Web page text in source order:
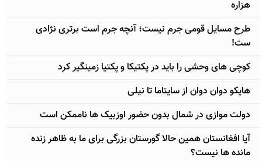
هزاره
طرح مسایل قومی جرم نیست؛ آنچه جرم است برتری نژادی
ست!
کوچی های وحشی را باید در پکتیکا و پکتیا زمینگیر کرد
هایکو دوان دوان از سایتاما تا نیلی
دولت موازی در شمال بدون حضور اوزبیک ها ناممکن است
آيا افغانستان همین حالا گورستان بزرگی برای ما به ظاهر زنده
مانده ها نیست؟